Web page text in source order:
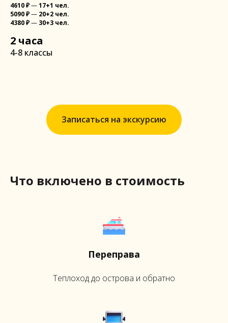
4610₽—17+1 чел.
5090₽— 20+2 чел.
4380₽— 30+3 чел.
2 часа
4-8 классы
Записаться на экскурсию
Что включено в стоимость
Переправа
Теплоход до острова и обратно